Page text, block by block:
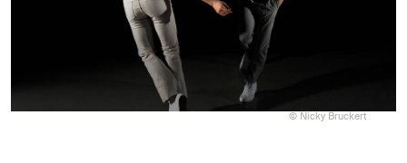
© Nicky Bruckert